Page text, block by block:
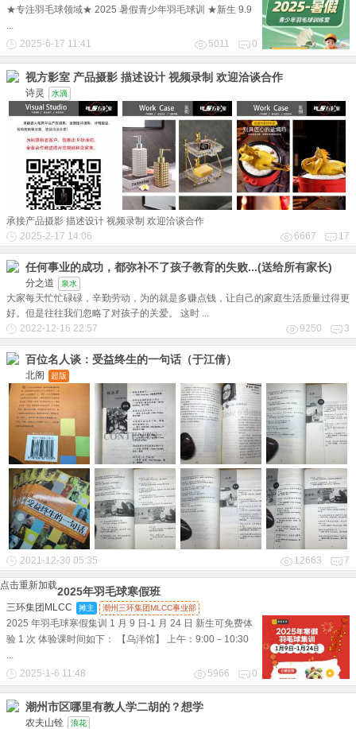
★专注羽毛球领域★ 2025 暑假青少年羽毛球训 ★新生 9.9
2025-6-17 11:41
5011 0
视方影室 产品摄影 描述设计 视频录制 欢迎洽谈合作
诗灵 水滴
承接产品摄影 描述设计 视频录制 欢迎洽谈合作
2025-2-17 14:06
6667 17
任何事业的成功，都弥补不了孩子教育的失败...(送给所有家长)
分之道 泉水
大家每天忙忙碌碌，辛勤劳动，为的就是多赚点钱，让自己的家庭生活质量过得更
好。但是往往我们忽略了对孩子的关爱。 这时 ...
2022-12-16 22:57
9250 3
百位名人谈：受益终生的一句话（于江倩）
北阁 超版
2021-12-30 05:35 12663 7
点击重新加载2025年羽毛球寒假班
三环集团MLCC 摊主 潮州三环集团MLCC事业部
2025 年羽毛球寒假集训 1 月 9 日-1 月 24 日 新生可免费体
验 1 次 体验课时间如下： 【乌洋馆】 上午：9:00－10:30
...
2025-1-6 11:48
5966 0
潮州市区哪里有教人学二胡的？想学
农夫山铨 浪花